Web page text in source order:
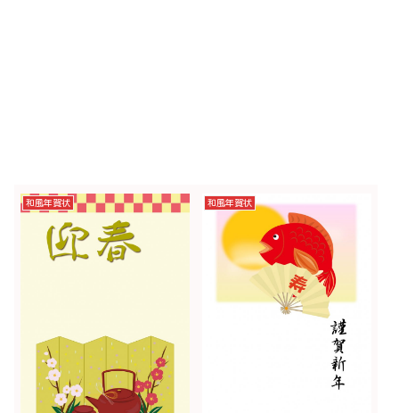
和風年賀状 和風年賀状